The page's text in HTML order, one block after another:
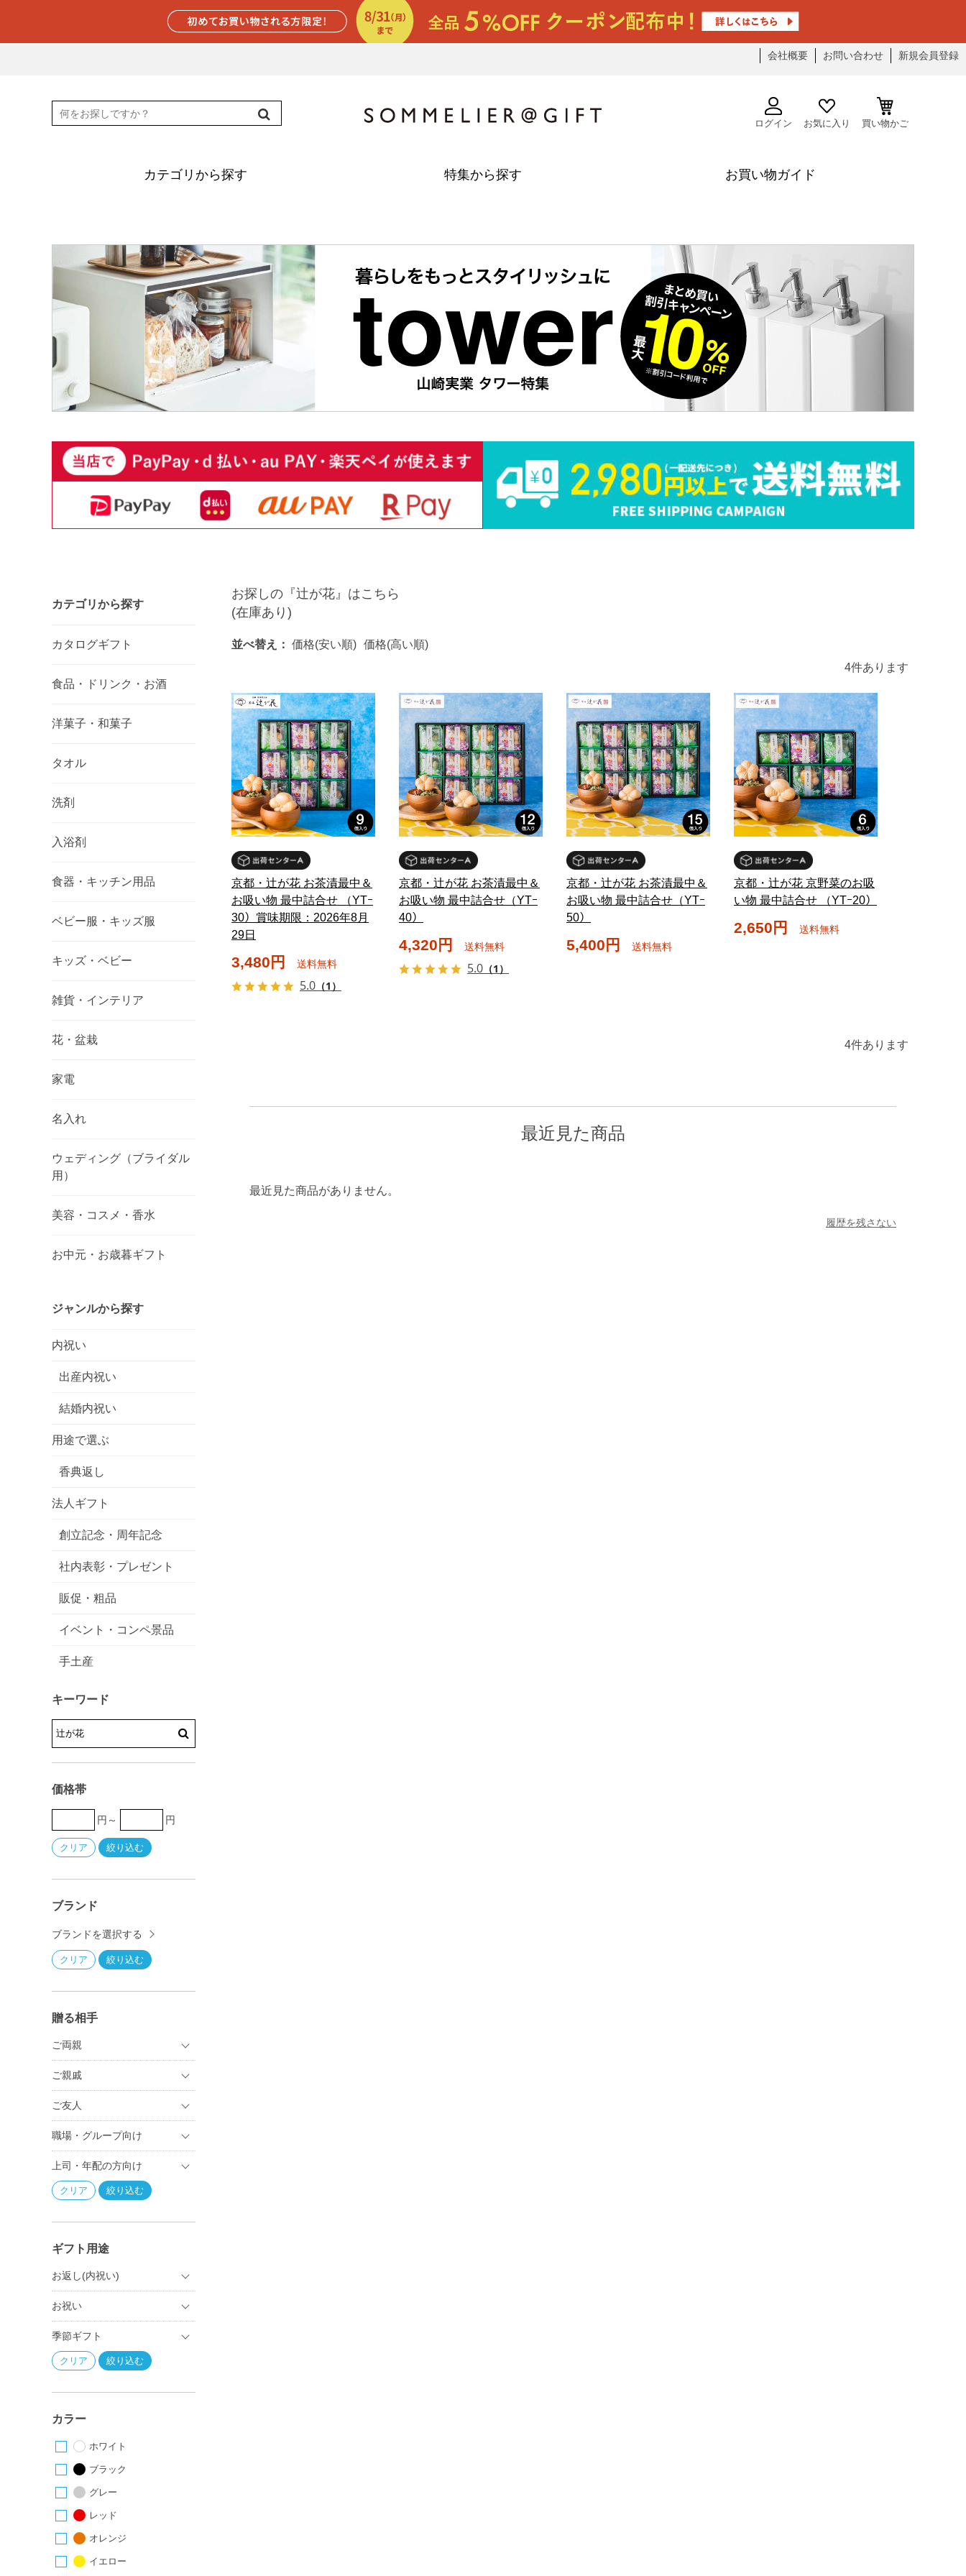
会社概要 お問い合わせ 新規会員登録
ログイン お気に入り 買い物かご
カテゴリから探す 特集から探す お買い物ガイド
カテゴリから探す
カタログギフト
食品・ドリンク・お酒
洋菓子・和菓子
タオル
洗剤
入浴剤
食器・キッチン用品
ベビー服・キッズ服
キッズ・ベビー
雑貨・インテリア
花・盆栽
家電
名入れ
ウェディング（ブライダル
用）
美容・コスメ・香水
お中元・お歳暮ギフト
ジャンルから探す
内祝い
出産内祝い
結婚内祝い
用途で選ぶ
香典返し
法人ギフト
創立記念・周年記念
社内表彰・プレゼント
販促・粗品
イベント・コンペ景品
手土産
キーワード
価格帯
円～ 円
ブランド
ブランドを選択する
贈る相手
ご両親
ご親戚
ご友人
職場・グループ向け
上司・年配の方向け
ギフト用途
お返し(内祝い)
お祝い
季節ギフト
カラー
ホワイト
ブラック
グレー
レッド
オレンジ
イエロー
お探しの『辻が花』はこちら
(在庫あり)
並べ替え： 価格(安い順) 価格(高い順)
4件あります
京都・辻が花 お茶漬最中＆
お吸い物 最中詰合せ （YTｰ
30）賞味期限：2026年8月
29日
3,480円 送料無料
5.0 （1）
京都・辻が花 お茶漬最中＆
お吸い物 最中詰合せ（YTｰ
40）
4,320円 送料無料
5.0 （1）
京都・辻が花 お茶漬最中＆
お吸い物 最中詰合せ（YTｰ
50）
5,400円 送料無料
京都・辻が花 京野菜のお吸
い物 最中詰合せ （YTｰ20）
2,650円 送料無料
4件あります
最近見た商品
最近見た商品がありません。
履歴を残さない